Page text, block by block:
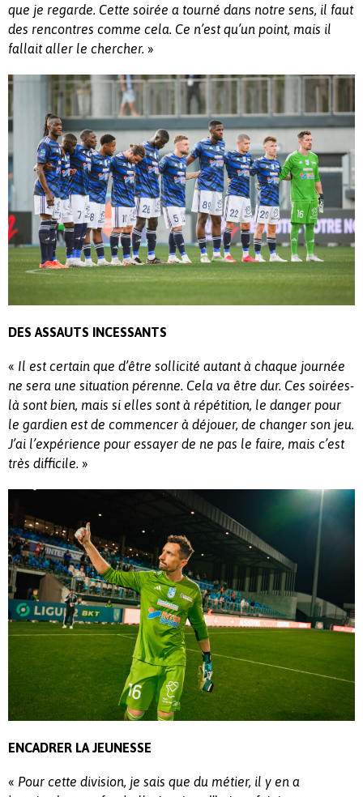
que je regarde. Cette soirée a tourné dans notre sens, il faut
des rencontres comme cela. Ce n’est qu’un point, mais il
fallait aller le chercher. »
DES ASSAUTS INCESSANTS
« Il est certain que d’être sollicité autant à chaque journée
ne sera une situation pérenne. Cela va être dur. Ces soirées-
là sont bien, mais si elles sont à répétition, le danger pour
le gardien est de commencer à déjouer, de changer son jeu.
J’ai l’expérience pour essayer de ne pas le faire, mais c’est
très difficile. »
ENCADRER LA JEUNESSE
« Pour cette division, je sais que du métier, il y en a